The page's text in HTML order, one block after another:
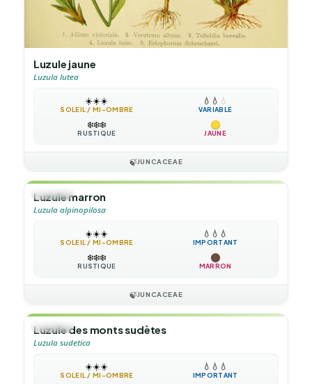
Luzule jaune
Luzula lutea
☀️☀️☀️
SOLEIL / MI-OMBRE
💧 💧 💧
VARIABLE
❄️❄️❄️
RUSTIQUE JAUNE
🍃JUNCACEAE
🌿HERBE
Luzule marron
Luzula alpinopilosa
☀️☀️☀️
SOLEIL / MI-OMBRE
💧 💧 💧
IMPORTANT
❄️❄️❄️
RUSTIQUE MARRON
🍃JUNCACEAE
🌿HERBE
Luzule des monts sudètes
Luzula sudetica
☀️☀️☀️
SOLEIL / MI-OMBRE
💧 💧 💧
IMPORTANT